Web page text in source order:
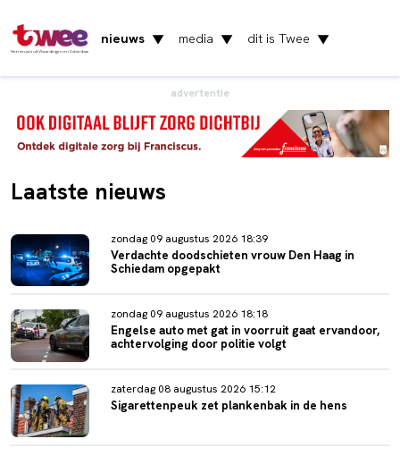
Het nieuws uit Vlaardingen en Schiedam
nieuws ▼ media ▼ dit is Twee ▼
advertentie
Laatste nieuws
zondag 09 augustus 2026 18:39
Verdachte doodschieten vrouw Den Haag in
Schiedam opgepakt
zondag 09 augustus 2026 18:18
Engelse auto met gat in voorruit gaat ervandoor,
achtervolging door politie volgt
zaterdag 08 augustus 2026 15:12
Sigarettenpeuk zet plankenbak in de hens